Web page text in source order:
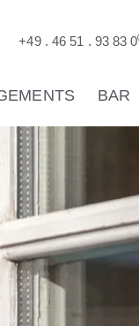
+49 . 46 51 . 93 83 0
BAR